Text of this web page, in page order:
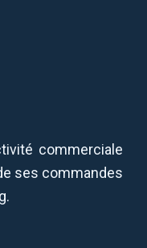
commerciale
ses commandes